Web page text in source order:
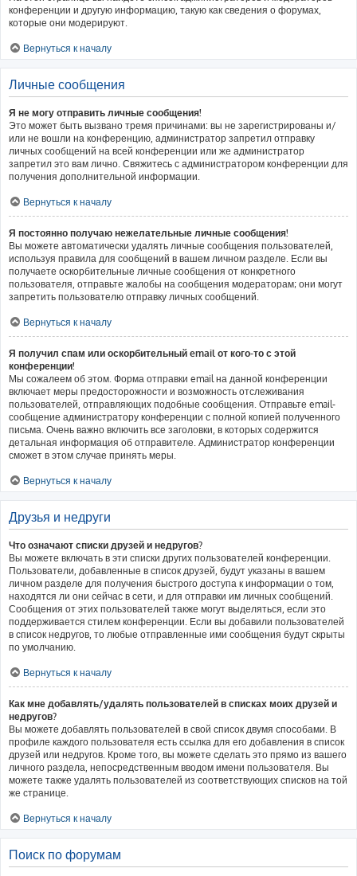
конференции и другую информацию, такую как сведения о форумах,
которые они модерируют.
Вернуться к началу
Личные сообщения
Я не могу отправить личные сообщения!
Это может быть вызвано тремя причинами: вы не зарегистрированы и/
или не вошли на конференцию, администратор запретил отправку
личных сообщений на всей конференции или же администратор
запретил это вам лично. Свяжитесь с администратором конференции для
получения дополнительной информации.
Вернуться к началу
Я постоянно получаю нежелательные личные сообщения!
Вы можете автоматически удалять личные сообщения пользователей,
используя правила для сообщений в вашем личном разделе. Если вы
получаете оскорбительные личные сообщения от конкретного
пользователя, отправьте жалобы на сообщения модераторам; они могут
запретить пользователю отправку личных сообщений.
Вернуться к началу
Я получил спам или оскорбительный email от кого-то с этой
конференции!
Мы сожалеем об этом. Форма отправки email на данной конференции
включает меры предосторожности и возможность отслеживания
пользователей, отправляющих подобные сообщения. Отправьте email-
сообщение администратору конференции с полной копией полученного
письма. Очень важно включить все заголовки, в которых содержится
детальная информация об отправителе. Администратор конференции
сможет в этом случае принять меры.
Вернуться к началу
Друзья и недруги
Что означают списки друзей и недругов?
Вы можете включать в эти списки других пользователей конференции.
Пользователи, добавленные в список друзей, будут указаны в вашем
личном разделе для получения быстрого доступа к информации о том,
находятся ли они сейчас в сети, и для отправки им личных сообщений.
Сообщения от этих пользователей также могут выделяться, если это
поддерживается стилем конференции. Если вы добавили пользователей
в список недругов, то любые отправленные ими сообщения будут скрыты
по умолчанию.
Вернуться к началу
Как мне добавлять/удалять пользователей в списках моих друзей и
недругов?
Вы можете добавлять пользователей в свой список двумя способами. В
профиле каждого пользователя есть ссылка для его добавления в список
друзей или недругов. Кроме того, вы можете сделать это прямо из вашего
личного раздела, непосредственным вводом имени пользователя. Вы
можете также удалять пользователей из соответствующих списков на той
же странице.
Вернуться к началу
Поиск по форумам